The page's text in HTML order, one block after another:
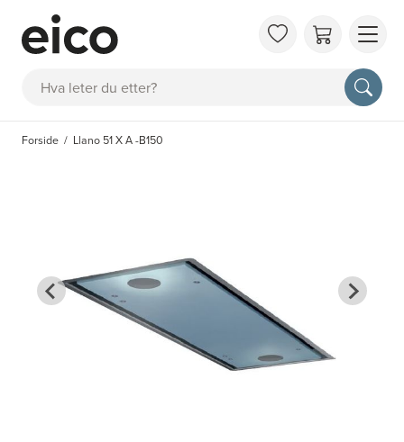
Søk
OM
FAQ
Forside Llano 51 X A -B150